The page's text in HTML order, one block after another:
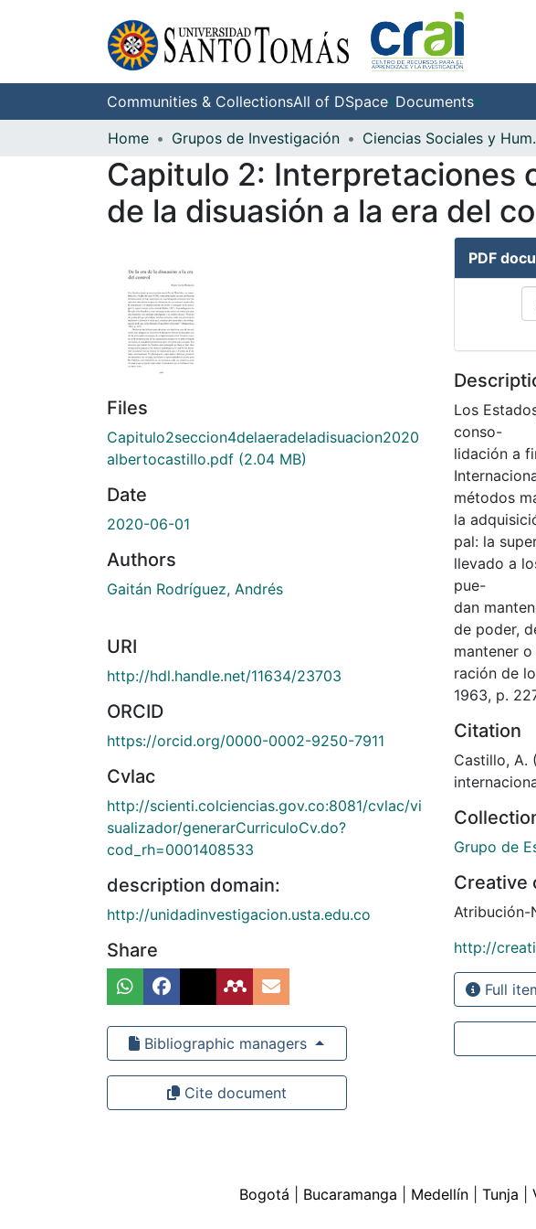
Communities & CollectionsAll of DSpace Documents
Home
Grupos de Investigación
Capitulo 2: Interpretaciones
de la disuasión a la era del
Files
Capitulo2seccion4delaeradeladisuacion2020
albertocastillo.pdf (2.04 MB)
Date
2020-06-01
Authors
Gaitán Rodríguez, Andrés
URI
http://hdl.handle.net/11634/23703
ORCID
https://orcid.org/0000-0002-9250-7911
Cvlac
http://scienti.colciencias.gov.co:8081/cvlac/vi
sualizador/generarCurriculoCv.do?
cod_rh=0001408533
description domain:
http://unidadinvestigacion.usta.edu.co
Share
Bibliographic managers
Cite document
PDF
Los
conso-
lidación a
métodos
la
pal: la
llevado a
pue-
dan
de poder,
mantener
ración de
1963, p.
Citation
Castillo, A.
Grupo de
Creative
Atribución-
http://
Full
Bogotá
Bucaramanga Medellín| Tunja